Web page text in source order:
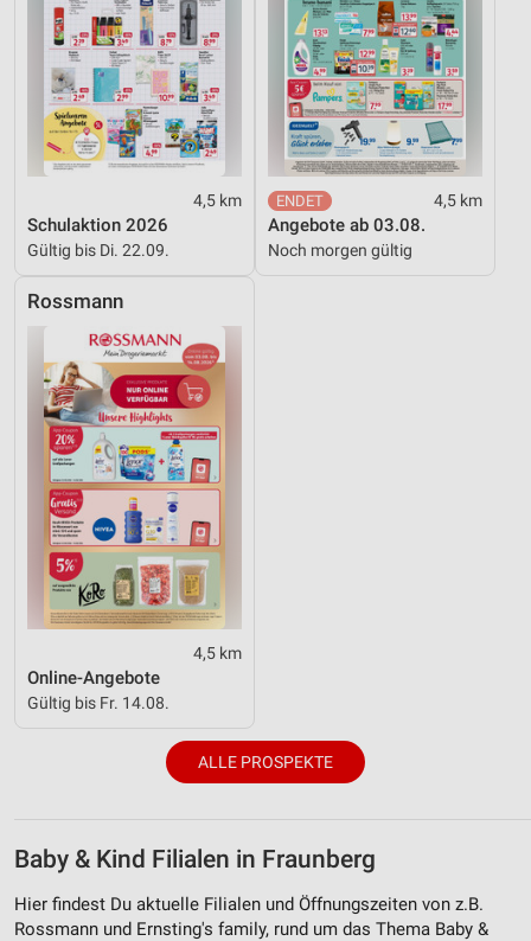
4,5 km
Schulaktion 2026
Gültig bis Di. 22.09.
4,5 km
Angebote ab 03.08.
Noch morgen gültig
Rossmann
4,5 km
Online-Angebote
Gültig bis Fr. 14.08.
ALLE PROSPEKTE
Baby & Kind Filialen in Fraunberg
Hier findest Du aktuelle Filialen und Öffnungszeiten von z.B.
Rossmann und Ernsting's family, rund um das Thema Baby &